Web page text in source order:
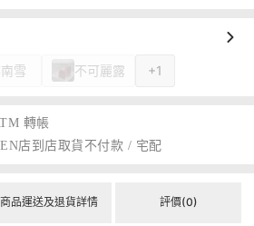
雪 不可麗露 +1
轉帳
店到店取貨不付款 / 宅配
商品運送及退貨詳情 評價(0)